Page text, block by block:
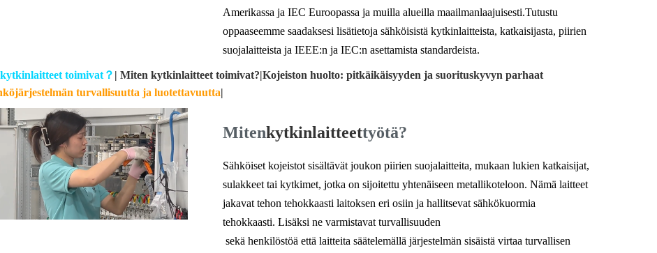
Amerikassa ja IEC Euroopassa ja muilla alueilla maailmanlaajuisesti.Tutustu
oppaaseemme saadaksesi lisätietoja sähköisistä kytkinlaitteista, katkaisijasta, piirien
suojalaitteista ja IEEE:n ja IEC:n asettamista standardeista.
toimivat ？ | Miten kytkinlaitteet toimivat?|Kojeiston huolto: pitkäikäisyyden ja suorituskyvyn parhaat
turvallisuutta ja luotettavuutta|
Mitenkytkinlaitteettyötä?
Sähköiset kojeistot sisältävät joukon piirien suojalaitteita, mukaan lukien katkaisijat,
sulakkeet tai kytkimet, jotka on sijoitettu yhtenäiseen metallikoteloon. Nämä laitteet
jakavat tehon tehokkaasti laitoksen eri osiin ja hallitsevat sähkökuormia
tehokkaasti. Lisäksi ne varmistavat turvallisuuden
sekä henkilöstöä että laitteita säätelemällä järjestelmän sisäistä virtaa turvallisen